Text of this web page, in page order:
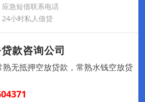
急短借联系电话
小时私人借贷
款咨询公司
无抵押空放贷款，常熟水钱空放贷